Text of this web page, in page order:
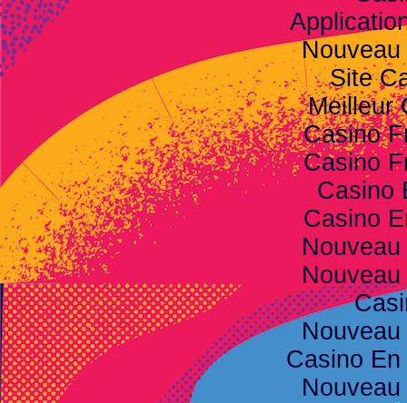
Site
Meilleur
Casino
Casino
Casino
Casino
Casino